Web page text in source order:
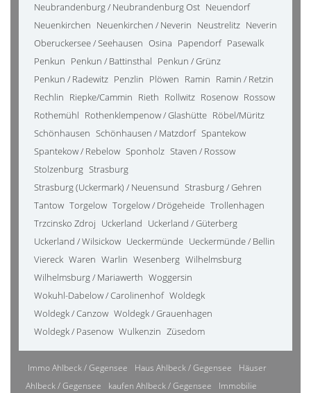
Neubrandenburg / Neubrandenburg Ost Neuendorf
Neuenkirchen Neuenkirchen / Neverin Neustrelitz Neverin
Oberuckersee / Seehausen Osina Papendorf Pasewalk
Penkun Penkun / Battinsthal Penkun / Grünz
Penkun / Radewitz Penzlin Plöwen Ramin Ramin / Retzin
Rechlin Riepke/Cammin Rieth Rollwitz Rosenow Rossow
Rothemühl Rothenklempenow / Glashütte Röbel/Müritz
Schönhausen Schönhausen / Matzdorf Spantekow
Spantekow / Rebelow Sponholz Staven / Rossow
Stolzenburg Strasburg
Strasburg (Uckermark) / Neuensund Strasburg / Gehren
Tantow Torgelow Torgelow / Drögeheide Trollenhagen
Trzcinsko Zdroj Uckerland Uckerland / Güterberg
Uckerland / Wilsickow Ueckermünde Ueckermünde / Bellin
Viereck Waren Warlin Wesenberg Wilhelmsburg
Wilhelmsburg / Mariawerth Woggersin
Wokuhl-Dabelow / Carolinenhof Woldegk
Woldegk / Canzow Woldegk / Grauenhagen
Woldegk / Pasenow Wulkenzin Züsedom
Immo Ahlbeck / Gegensee Haus Ahlbeck / Gegensee
Häuser
Ahlbeck / Gegensee
kaufen Ahlbeck / Gegensee
Immobilie